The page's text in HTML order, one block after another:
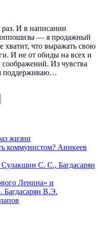
И в написании
оппошизы — я продажный
хватит, что выражать свою
И не от обиды на всех и
Из чувства
поддерживаю…
жизни
коммунистом? Аникеев
С. С., Багдасарян
Ленина» и
Багдасарян В.Э.